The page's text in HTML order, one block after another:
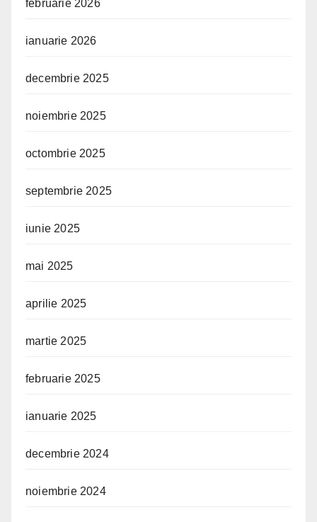
februarie 2026
ianuarie 2026
decembrie 2025
noiembrie 2025
octombrie 2025
septembrie 2025
iunie 2025
mai 2025
aprilie 2025
martie 2025
februarie 2025
ianuarie 2025
decembrie 2024
noiembrie 2024